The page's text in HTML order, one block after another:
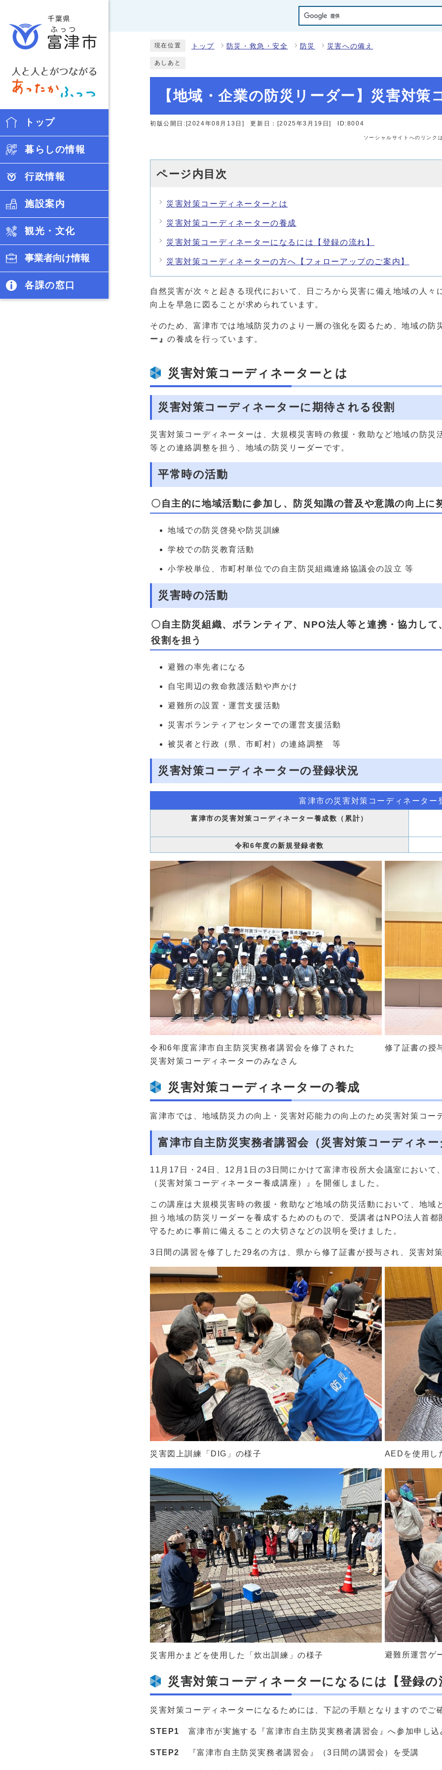
トップ
暮らしの情報
行政情報
施設案内
観光・文化
事業者向け情報
各課の窓口
現在位置 トップ 防災・救急・安全 防災 災害への備え
あしあと
【地域・企業の防災リーダー】災害対策
初版公開日:[2024年08月13日] 更新日：[2025年3月19日] ID:8004
ソーシャルサイトへのリンク
ページ内目次
災害対策コーディネーターとは
災害対策コーディネーターの養成
災害対策コーディネーターになるには【登録の流れ】
災害対策コーディネーターの方へ【フォローアップのご案内】
自然災害が次々と起きる現代において、日ごろから災害に備え地域の人
向上を早急に図ることが求められています。
そのため、富津市では地域防災力のより一層の強化を図るため、地域の防
ー』の養成を行っています。
災害対策コーディネーターとは
災害対策コーディネーターに期待される役割
災害対策コーディネーターは、大規模災害時の救援・救助など地域の防
等との連絡調整を担う、地域の防災リーダーです。
平常時の活動
〇自主的に地域活動に参加し、防災知識の普及や意識の向上に
地域での防災啓発や防災訓練
学校での防災教育活動
小学校単位、市町村単位での自主防災組織連絡協議会の設立 等
災害時の活動
〇自主防災組織、ボランティア、NPO法人等と連携・協力し
役割を担う
避難の率先者になる
自宅周辺の救命救護活動や声かけ
避難所の設置・運営支援活動
災害ボランティアセンターでの運営支援活動
被災者と行政（県、市町村）の連絡調整 等
災害対策コーディネーターの登録状況
富津市の災害対策コーディネーター
富津市の災害対策コーディネーター養成数（累計）
令和6年度の新規登録者数
令和6年度富津市自主防災実務者講習会を修了された
災害対策コーディネーターのみなさん
修了証書の授
災害対策コーディネーターの養成
富津市では、地域防災力の向上・災害対応能力の向上のため災害対策コー
富津市自主防災実務者講習会（災害対策コーディネ
11月17日・24日、12月1日の3日間にかけて富津市役所大会議室において
（災害対策コーディネーター養成講座）』を開催しました。
この講座は大規模災害時の救援・救助など地域の防災活動において、地
担う地域の防災リーダーを養成するためのもので、受講者はNPO法人首
守るために事前に備えることの大切さなどの説明を受けました。
3日間の講習を修了した29名の方は、県から修了証書が授与され、災害対
災害図上訓練「DIG」の様子 AEDを使用し
災害用かまどを使用した「炊出訓練」の様子 避難所運営ゲ
災害対策コーディネーターになるには【登録の
災害対策コーディネーターになるためには、下記の手順となりますのでご
STEP1 富津市が実施する『富津市自主防災実務者講習会』へ参加申し込
STEP2 『富津市自主防災実務者講習会』（3日間の講習会）を受講